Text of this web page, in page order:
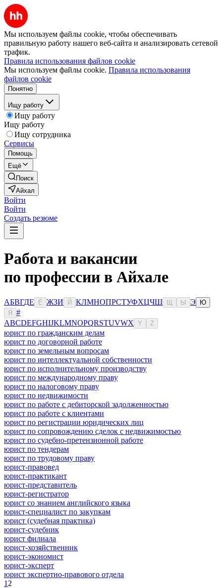
Мы используем файлы cookie, чтобы обеспечивать
правильную работу нашего веб-сайта и анализировать сетевой
трафик.
Правила использования файлов cookie
Мы используем файлы cookie. Правила использования
файлов cookie
Понятно
Ищу работу
Ищу работу
Ищу работу
Ищу сотрудника
Сервисы
Помощь
Ещё
Поиск
Айхал
Войти
Войти
Создать резюме
Работа и вакансии
по профессии в Айхале
АБВГДЕ Ё ЖЗИ Й КЛМНОПРСТУФХЦЧШ Ы Э
Ю
Я
#
ABCDEFGHIJKLMNOPQRSTUVWX Y Z
юрист по гражданским делам
юрист по договорной работе
юрист по земельным вопросам
юрист по интеллектуальной собственности
юрист по исполнительному производству
юрист по международному праву
юрист по налоговому праву
юрист по недвижимости
юрист по работе с дебиторской задолженностью
юрист по работе с клиентами
юрист по регистрации юридических лиц
юрист по сопровождению сделок с недвижимостью
юрист по судебно-претензионной работе
юрист по тендерам
юрист по трудовому праву
юрист-правовед
юрист-практикант
юрист-представитель
юрист-регистратор
юрист со знанием английского языка
юрист-специалист по закупкам
юрист (судебная практика)
юрист-судебник
юрист филиала
юрист-хозяйственник
юрист-экономист
юрист-эксперт
юрист экспертно-правового отдела
1 2